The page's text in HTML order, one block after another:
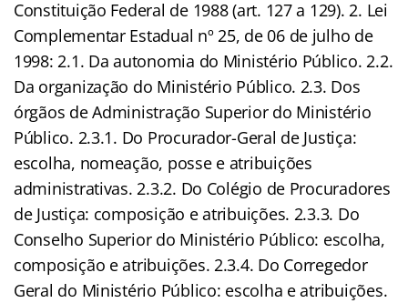
Constituição Federal de 1988 (art. 127 a 129). 2. Lei
Complementar Estadual nº 25, de 06 de julho de
1998: 2.1. Da autonomia do Ministério Público. 2.2.
Da organização do Ministério Público. 2.3. Dos
órgãos de Administração Superior do Ministério
Público. 2.3.1. Do Procurador-Geral de Justiça:
escolha, nomeação, posse e atribuições
administrativas. 2.3.2. Do Colégio de Procuradores
de Justiça: composição e atribuições. 2.3.3. Do
Conselho Superior do Ministério Público: escolha,
composição e atribuições. 2.3.4. Do Corregedor
Geral do Ministério Público: escolha e atribuições.